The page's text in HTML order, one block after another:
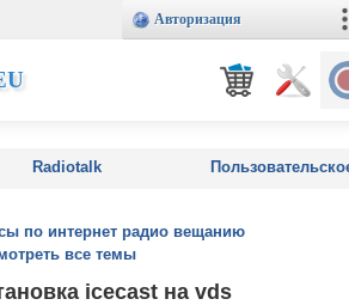
Авторизация
Radiotalk
по интернет радио вещанию
все темы
icecast на vds